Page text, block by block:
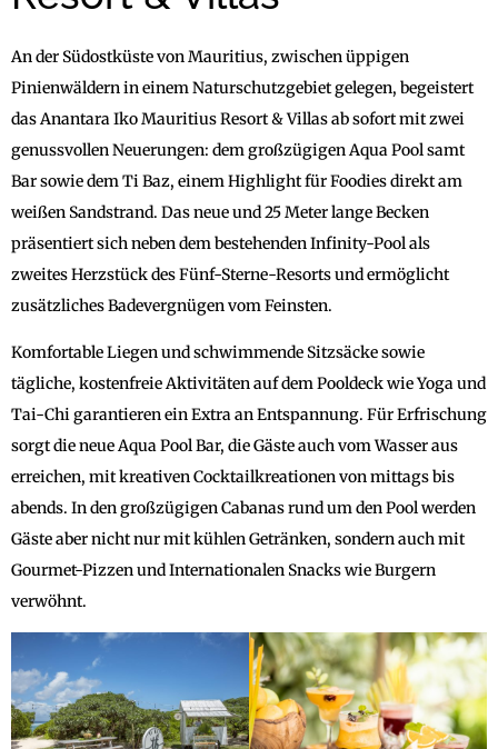
An der Südostküste von Mauritius, zwischen üppigen
Pinienwäldern in einem Naturschutzgebiet gelegen, begeistert
das Anantara Iko Mauritius Resort & Villas ab sofort mit zwei
genussvollen Neuerungen: dem großzügigen Aqua Pool samt
Bar sowie dem Ti Baz, einem Highlight für Foodies direkt am
weißen Sandstrand. Das neue und 25 Meter lange Becken
präsentiert sich neben dem bestehenden Infinity-Pool als
zweites Herzstück des Fünf-Sterne-Resorts und ermöglicht
zusätzliches Badevergnügen vom Feinsten.
Komfortable Liegen und schwimmende Sitzsäcke sowie
tägliche, kostenfreie Aktivitäten auf dem Pooldeck wie Yoga und
Tai-Chi garantieren ein Extra an Entspannung. Für Erfrischung
sorgt die neue Aqua Pool Bar, die Gäste auch vom Wasser aus
erreichen, mit kreativen Cocktailkreationen von mittags bis
abends. In den großzügigen Cabanas rund um den Pool werden
Gäste aber nicht nur mit kühlen Getränken, sondern auch mit
Gourmet-Pizzen und Internationalen Snacks wie Burgern
verwöhnt.